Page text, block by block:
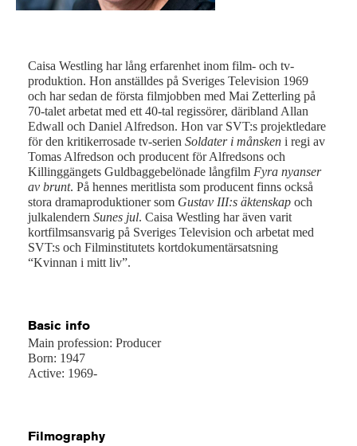
Caisa Westling har lång erfarenhet inom film- och tv-
produktion. Hon anställdes på Sveriges Television 1969
och har sedan de första filmjobben med Mai Zetterling på
70-talet arbetat med ett 40-tal regissörer, däribland Allan
Edwall och Daniel Alfredson. Hon var SVT:s projektledare
för den kritikerrosade tv-serien Soldater i månsken i regi av
Tomas Alfredson och producent för Alfredsons och
Killinggängets Guldbaggebelönade långfilm Fyra nyanser
av brunt. På hennes meritlista som producent finns också
stora dramaproduktioner som Gustav III:s äktenskap och
julkalendern Sunes jul. Caisa Westling har även varit
kortfilmsansvarig på Sveriges Television och arbetat med
SVT:s och Filminstitutets kortdokumentärsatsning
“Kvinnan i mitt liv”.
Basic info
Main profession: Producer
Born: 1947
Active: 1969-
Filmography